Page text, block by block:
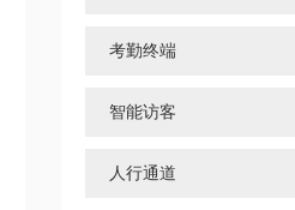
考勤终端
智能访客
人行通道